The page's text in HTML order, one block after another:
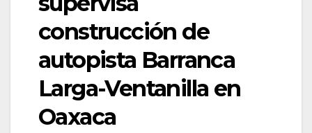
construcción de
autopista Barranca
Larga-Ventanilla en
Oaxaca